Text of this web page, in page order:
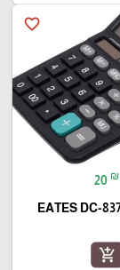
favorite_border
20 ₪
add_shopping_cart